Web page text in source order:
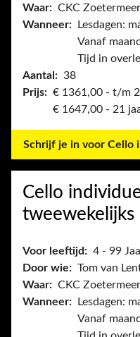
Waar: CKC Zoetermeer
Wanneer:
Lesdagen:
Vanaf
Tijd in
Aantal: 38
Prijs: € 1361,00 - t/m
€ 1647,00 - 21
Schrijf je in voor Cello
Cello
tweewekelijks
Voor leeftijd: 4 - 99
Door wie: Tom van
Waar: CKC Zoetermeer
Wanneer:
Lesdagen:
Vanaf